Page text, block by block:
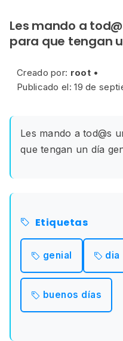
Les mando a
para que tengan
Creado por: root •
Publicado el: 19 de
Les mando a tod@s
que tengan un día
Etiquetas
genial dia
buenos días